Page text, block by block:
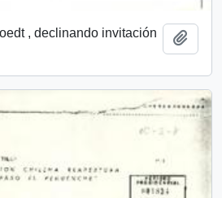
, declinando invitación